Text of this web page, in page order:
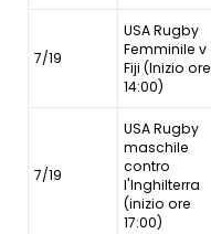
7/19
USA Rugby
Femminile v
Fiji (Inizio ore
14:00)
7/19
USA Rugby
maschile
contro
l'Inghilterra
(inizio ore
17:00)